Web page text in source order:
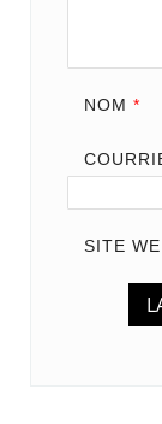
NOM *
SITE